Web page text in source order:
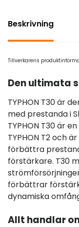
Beskrivning
Tillverkarens
Den ultimata
TYPHON T30 är
med prestanda i
TYPHON T30 är
TYPHON T2 och
förbättra
förstärkare. T30
förbättrar
dynamiska
Allt handlar